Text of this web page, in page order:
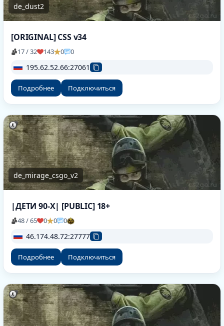
de_dust2
[ORIGINAL] CSS v34
17 / 32 143 0 0
195.62.52.66:27061
Подробнее Подключиться
de_mirage_csgo_v2
|ДЕТИ 90-X| [PUBLIC] 18+
48 / 65 0 0 0
46.174.48.72:27777
Подробнее Подключиться